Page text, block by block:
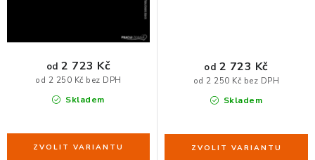
Skladem
od 2 250 Kč bez DPH
od 2 723 Kč
Skladem
od 2 250 Kč bez DPH
od 2 723 Kč